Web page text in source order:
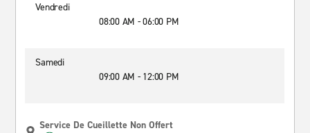
Vendredi
08:00 AM - 06:00 PM
Samedi
09:00 AM - 12:00 PM
Service De Cueillette Non Offert